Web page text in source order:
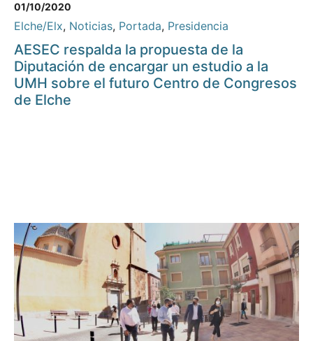
01/10/2020
Elche/Elx, Noticias, Portada, Presidencia
AESEC respalda la propuesta de la
Diputación de encargar un estudio a la
UMH sobre el futuro Centro de Congresos
de Elche